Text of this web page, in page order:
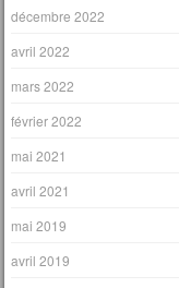
décembre 2022
avril 2022
mars 2022
février 2022
mai 2021
avril 2021
mai 2019
avril 2019